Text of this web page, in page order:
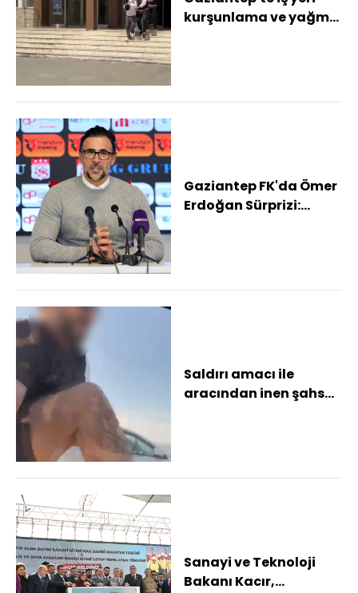
kurşunlama ve yağma
Gaziantep FK'da Ömer
Erdoğan Sürprizi:
Saldırı amacı ile
aracından inen şahsa
Sanayi ve Teknoloji
Bakanı Kacır,